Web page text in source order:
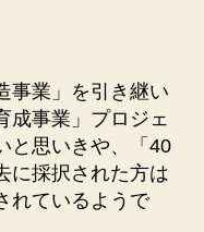
事業」を引き継い
成事業」プロジェ
と思いきや、「40
に採択された方は
れているようで